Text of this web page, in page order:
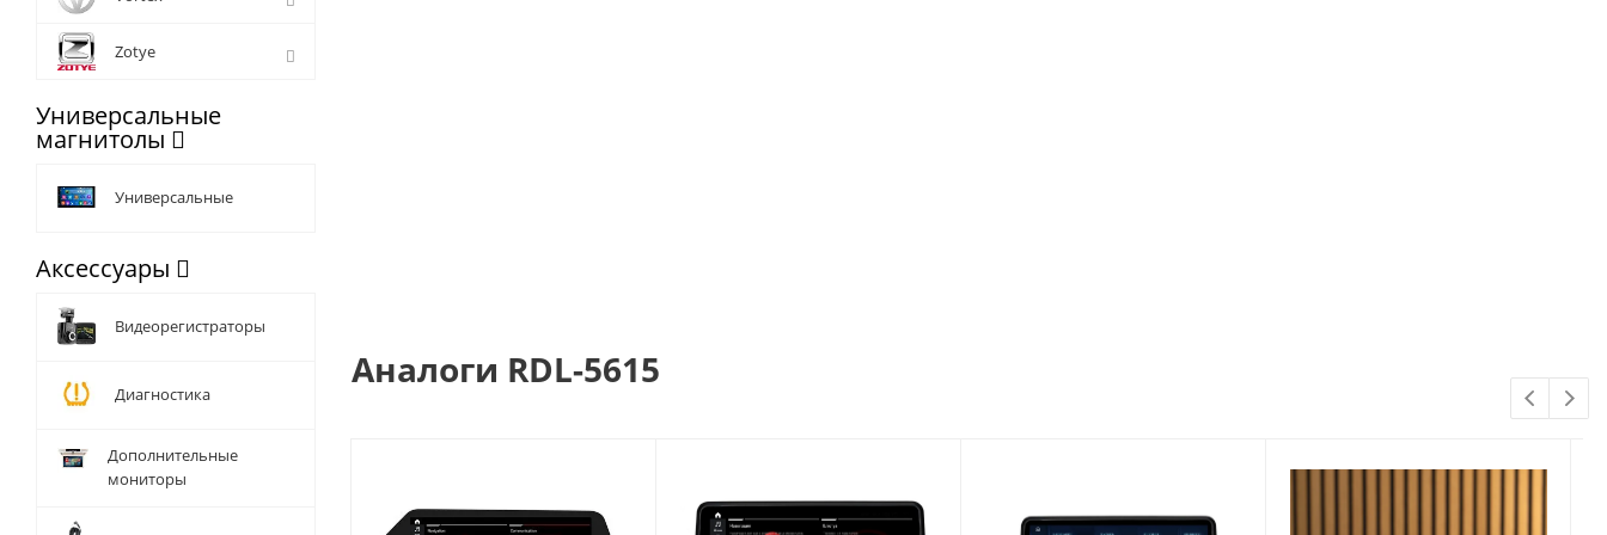
Аналоги RDL-5615
Zotye
Универсальные
магнитолы
Универсальные
Аксессуары
Видеорегистраторы
Диагностика
Дополнительные
мониторы